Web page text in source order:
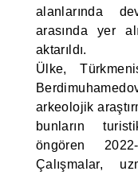
alanlarında
arasında yer
aktarıldı.
Ülke,
arkeolojik
bunların
öngören
Çalışmalar,